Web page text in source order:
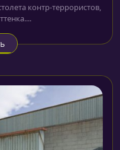
контр-террористов,